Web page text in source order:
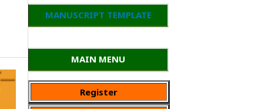
MANUSCRIPT TEMPLATE
MAIN MENU
Register